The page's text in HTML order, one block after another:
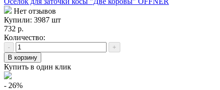
Нет отзывов
Купили: 3987 шт
732 р.
Количество:
-
+
В корзину
Купить в один клик
- 26%